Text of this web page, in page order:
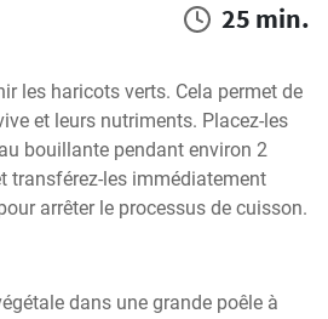
25 min.
les haricots verts. Cela permet de
et leurs nutriments. Placez-les
bouillante pendant environ 2
transférez-les immédiatement
arrêter le processus de cuisson.
dans une grande poêle à